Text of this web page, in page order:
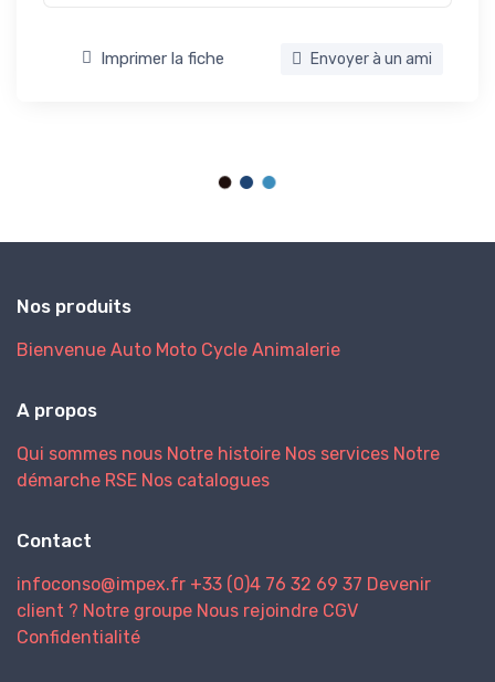
Imprimer la fiche Envoyer à un ami
Nos produits
Bienvenue Auto Moto Cycle Animalerie
A propos
Qui sommes nous Notre histoire Nos services Notre
démarche RSE Nos catalogues
Contact
infoconso@impex.fr +33 (0)4 76 32 69 37 Devenir
client ? Notre groupe Nous rejoindre CGV
Confidentialité